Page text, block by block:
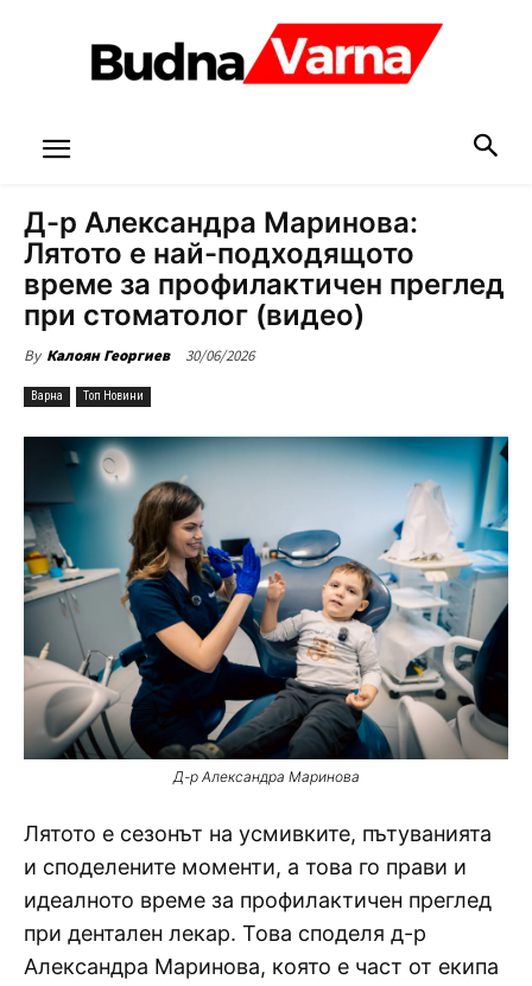
Д-р Александра Маринова:
Лятото е най-подходящото
време за профилактичен преглед
при стоматолог (видео)
By Калоян Георгиев 30/06/2026
Варна Топ Новини
Д-р Александра Маринова
Лятото е сезонът на усмивките, пътуванията
и споделените моменти, а това го прави и
идеалното време за профилактичен преглед
при дентален лекар. Това споделя д-р
Александра Маринова, която е част от екипа